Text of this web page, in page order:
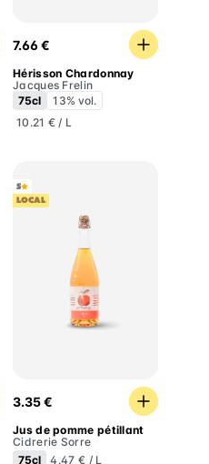
Hérisson Chardonnay
7.66 €
Hérisson Chardonnay
Jacques Frelin
75cl
13% vol.
10.21 € / L
5
LOCAL
Jus de pomme pétillant
3.35 €
Jus de pomme pétillant
Cidrerie Sorre
75cl
4.47 € / L